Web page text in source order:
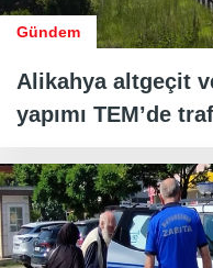
Gündem
Alikahya altgeçit
yapımı TEM’de